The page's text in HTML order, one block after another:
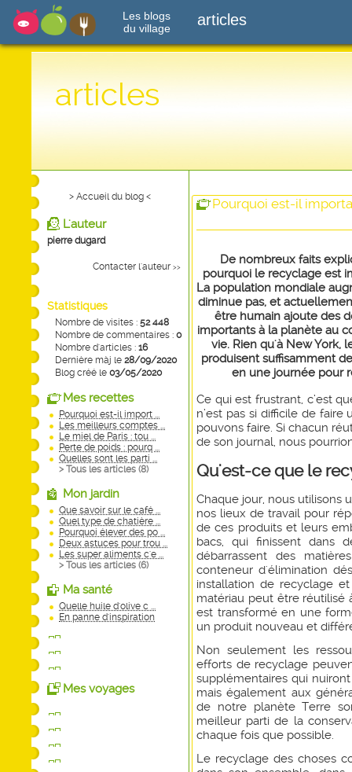
Les blogs
du village
articles
articles
> Accueil du blog <
L'auteur
pierre dugard
Contacter l'auteur >>
Statistiques
Nombre de visites : 52 448
Nombre de commentaires : 0
Nombre d'articles : 16
Dernière màj le 28/09/2020
Blog créé le 03/05/2020
Mes recettes
Pourquoi est-il import ...
Les meilleurs comptes ...
Le miel de Paris : tou ...
Perte de poids : pourq ...
Quelles sont les parti ...
> Tous les articles (8)
Mon jardin
Que savoir sur le café ...
Quel type de chatière ...
Pourquoi élever des po ...
Deux astuces pour trou ...
Les super aliments c'e ...
> Tous les articles (6)
Ma santé
Quelle huile d'olive c ...
En panne d'inspiration
Mes voyages
Pourquoi est-il
De nombreux faits
pourquoi le recyclage est
La population mondiale
diminue pas, et
être humain ajoute des
importants à la planète au
vie. Rien qu'à New York,
produisent suffisamment
en une journée pour
Ce qui est frustrant, c’est
n’est pas si difficile de
pouvons faire. Si chacun
de son journal, nous
Qu'est-ce que le
Chaque jour, nous utilisons
nos lieux de travail pour
de ces produits et leurs
bacs, qui finissent dans
débarrassent des
conteneur d'élimination
installation de recyclage
matériau peut être réutilisé
est transformé en une
un produit nouveau et
Non seulement les
efforts de recyclage
supplémentaires qui
mais également aux
de notre planète Terre
meilleur parti de la
chaque fois que possible.
Le recyclage des choses